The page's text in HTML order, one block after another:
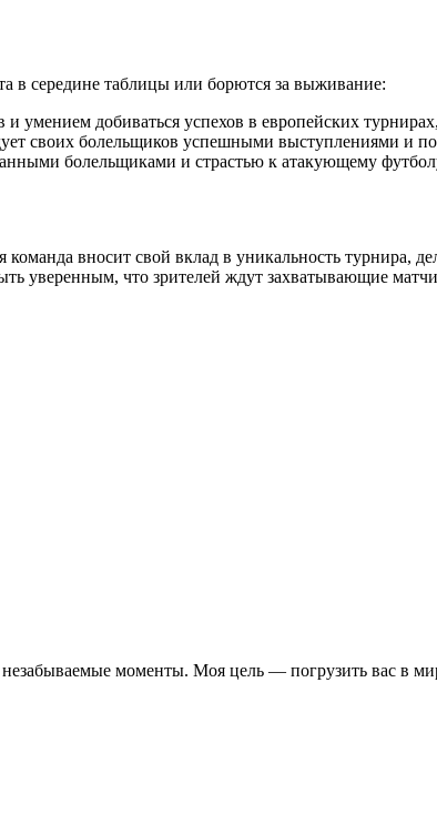
в середине таблицы или борются за выживание:
умением добиваться успехов в европейских
своих болельщиков успешными выступлениями и
болельщиками и страстью к атакующему
вносит свой вклад в уникальность турнира,
уверенным, что зрителей ждут захватывающие
моменты. Моя цель — погрузить вас в